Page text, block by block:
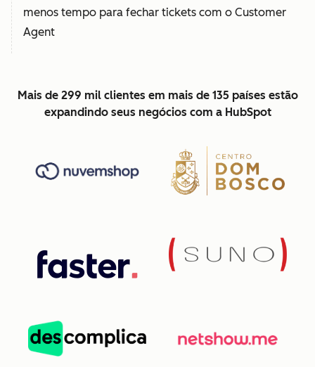
menos tempo para fechar tickets com o Customer
Agent
Mais de 299 mil clientes em mais de 135 países estão
expandindo seus negócios com a HubSpot